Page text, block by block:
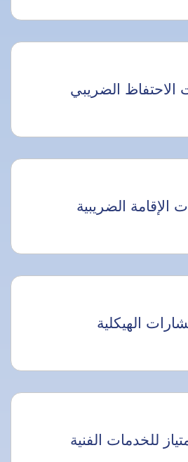
الاحتفاظ الضريبي
الإقامة الضريبية
الهيكلية
للخدمات الفنية